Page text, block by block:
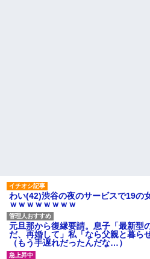
わい(42)渋谷の夜のサービスで19の
ｗｗｗｗｗｗｗｗ
元旦那から復縁要請。息子「最新型
だ、再婚して」私「なら父親と暮ら
（もう手遅れだったんだな…）